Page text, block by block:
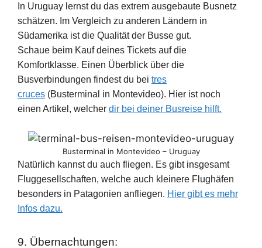
In Uruguay lernst du das extrem ausgebaute Busnetz
schätzen. Im Vergleich zu anderen Ländern in
Südamerika ist die Qualität der Busse gut.
Schaue beim Kauf deines Tickets auf die
Komfortklasse. Einen Überblick über die
Busverbindungen findest du bei tres
cruces (Busterminal in Montevideo). Hier ist noch
einen Artikel, welcher dir bei deiner Busreise hilft.
Busterminal in Montevideo – Uruguay
Natürlich kannst du auch fliegen. Es gibt insgesamt
Fluggesellschaften, welche auch kleinere Flughäfen
besonders in Patagonien anfliegen. Hier gibt es mehr
Infos dazu.
9. Übernachtungen: